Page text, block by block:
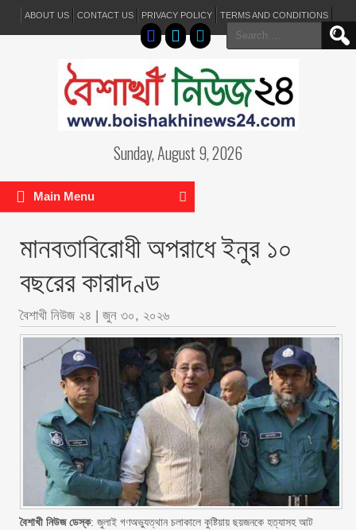
ABOUT US CONTACT US PRIVACY POLICY TERMS AND CONDITIONS
Search
for:
Sunday, August 9, 2026
Main Menu
মানবতাবিরোধী অপরাধে ইনুর ১০
বছরের কারাদণ্ড
বৈশাখী নিউজ ২৪ | জুন ৩০, ২০২৬
বৈশাখী নিউজ ডেস্ক: জুলাই গণঅভ্যুত্থান চলাকালে কুষ্টিয়ায় ছয়জনকে হত্যাসহ আট